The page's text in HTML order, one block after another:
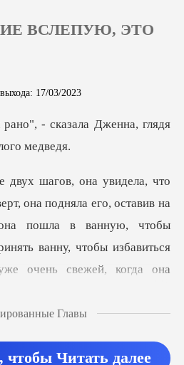
ВСЛЕПУЮ, ЭТО
17/03/2023
- сказала Дженна, глядя
яла его, оставив на
она пошла в ванную, чтобы
Главы
чтобы Читать далее